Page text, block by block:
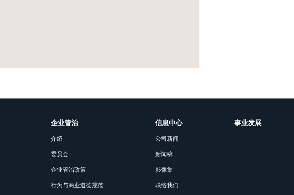
企业管治
介绍
委员会
企业管治政策
行为与商业道德规范
信息中心
公司新闻
新闻稿
影像集
联络我们
事业发展